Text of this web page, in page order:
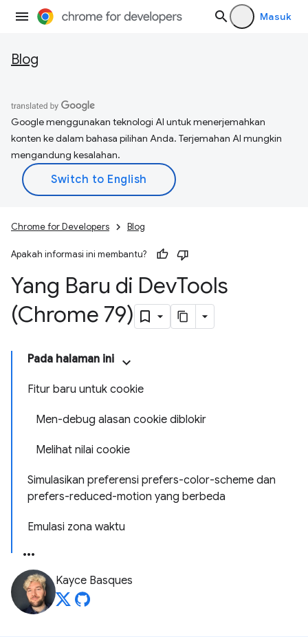
Masuk
Blog
Google menggunakan teknologi AI untuk menerjemahkan
konten ke dalam bahasa pilihan Anda. Terjemahan AI mungkin
mengandung kesalahan.
Chrome for Developers Blog
Apakah informasi ini membantu?
Yang Baru di DevTools
(Chrome 79)
Pada halaman ini
Fitur baru untuk cookie
Men-debug alasan cookie diblokir
Melihat nilai cookie
Simulasikan preferensi prefers-color-scheme dan
prefers-reduced-motion yang berbeda
Emulasi zona waktu
Kayce Basques